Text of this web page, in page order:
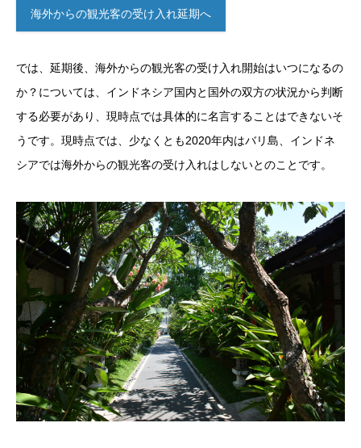
海外からの観光客の受け入れ延期へ
では、延期後、海外からの観光客の受け入れ開始はいつになるの
か？については、インドネシア国内と国外の双方の状況から判断
する必要があり、現時点では具体的に名言することはできないそ
うです。現時点では、少なくとも2020年内はバリ島、インドネ
シアでは海外からの観光客の受け入れはしないとのことです。